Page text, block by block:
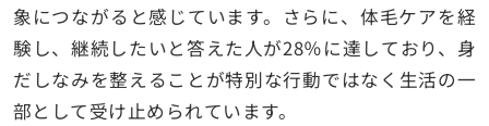
象につながると感じています。さらに、体毛ケアを経
験し、継続したいと答えた人が28％に達しており、身
だしなみを整えることが特別な行動ではなく生活の一
部として受け止められています。